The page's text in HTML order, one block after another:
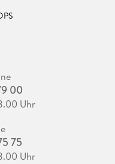
00
Uhr
75
Uhr